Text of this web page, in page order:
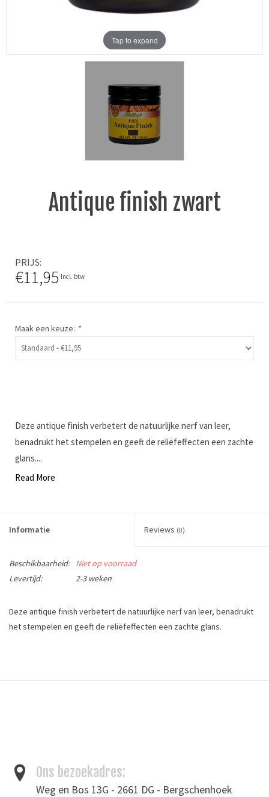
Tap to expand
Antique finish zwart
PRIJS
€11,95 Incl. btw
Maak een keuze: *
Deze antique finish verbetert de natuurlijke nerf van leer,
benadrukt het stempelen en geeft de reliëfeffecten een zachte
glans....
Read More
Informatie Reviews (0)
Beschikbaarheid:
Niet op voorraad
Levertijd:
2-3 weken
Deze antique finish verbetert de natuurlijke nerf van leer, benadrukt
het stempelen en geeft de reliëfeffecten een zachte glans.
Tags
Ons bezoekadres:
Weg en Bos 13G - 2661 DG - Bergschenhoek